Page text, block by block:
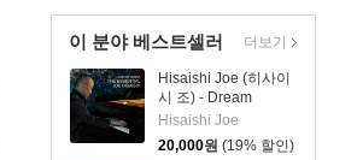
이 분야 베스트셀러
Hisaishi Joe (히사이
시 조) - Dream
Songs: The Essential
Joe Hisaishi
Hisaishi Joe
20,000원 (19% 할인)
더보기